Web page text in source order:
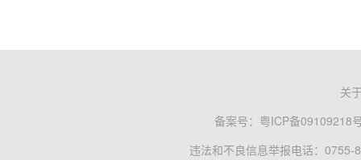
关
备案号： 粤ICP备09109218
违法和不良信息举报电话：0755-